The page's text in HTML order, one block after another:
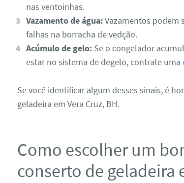
nas ventoinhas.
Vazamento de água:Vazamentos podem
falhas na borracha de vedção.
Acúmulo de gelo:Se o congelador
estar no sistema de degelo, contrate uma
Se você identificar algum desses sinais, é
geladeira em Vera Cruz, BH.
Como escolher um
conserto de geladeira